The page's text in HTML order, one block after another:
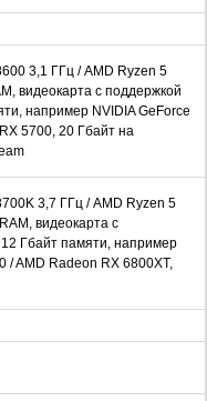
3,1 ГГц / AMD Ryzen 5
видеокарта с поддержкой
например NVIDIA GeForce
5700, 20 Гбайт на
3,7 ГГц / AMD Ryzen 5
видеокарта с
Гбайт памяти, например
/ AMD Radeon RX 6800XT,